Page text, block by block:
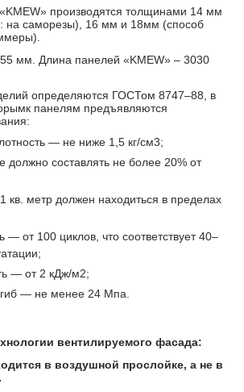
производятся толщинами 14 мм
на саморезы), 16 мм и 18мм (способ
мм. Длина панелей «KMEW» – 3030
определяются ГОСТом 8747–88, в
панелям предъявляются
— не ниже 1,5 кг/см3;
должно составлять не более 20% от
кв. метр должен находиться в пределах
— от 100 циклов, что соответствует 40–
— от 2 кДж/м2;
— не менее 24 Мпа.
вентилируемого фасада:
в воздушной прослойке, а не в